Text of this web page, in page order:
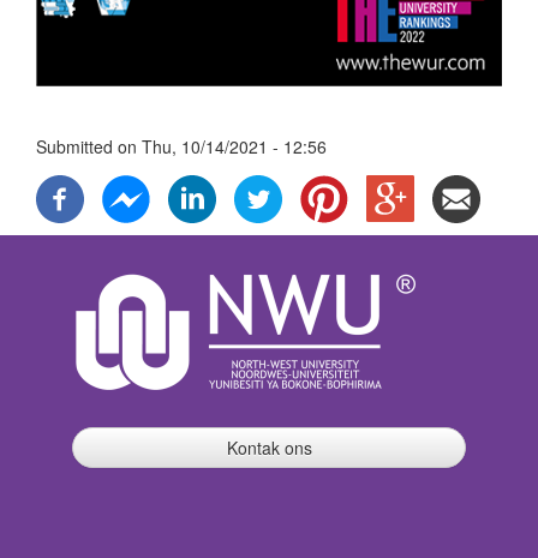
Submitted on Thu, 10/14/2021 - 12:56
Kontak ons